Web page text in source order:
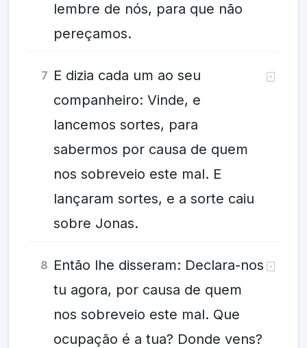
lembre de nós, para que não
pereçamos.
7 E dizia cada um ao seu
companheiro: Vinde, e
lancemos sortes, para
sabermos por causa de quem
nos sobreveio este mal. E
lançaram sortes, e a sorte caiu
sobre Jonas.
8 Então lhe disseram: Declara-nos
tu agora, por causa de quem
nos sobreveio este mal. Que
ocupação é a tua? Donde vens?